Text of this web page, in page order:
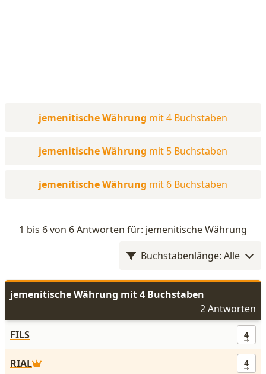
jemenitische Währung mit 4 Buchstaben
jemenitische Währung mit 5 Buchstaben
jemenitische Währung mit 6 Buchstaben
1 bis 6 von 6 Antworten für: jemenitische Währung
Buchstabenlänge: Alle
jemenitische Währung mit 4 Buchstaben
2 Antworten
FILS
4
RIAL 4